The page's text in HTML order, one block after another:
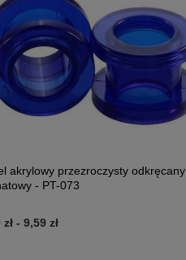
akrylowy przezroczysty odkręcany
- PT-073
- 9,59 zł